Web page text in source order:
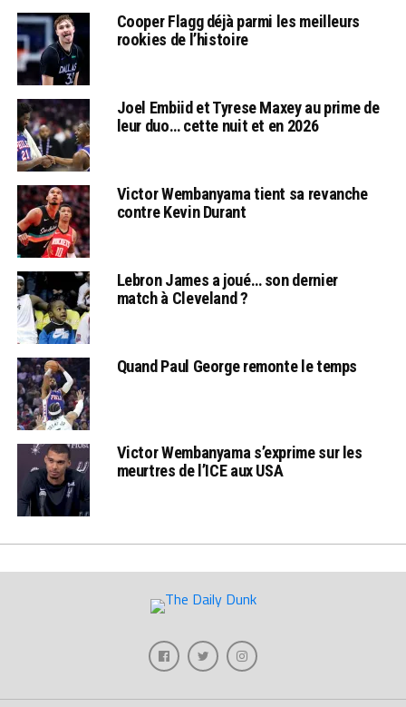
Cooper Flagg déjà parmi les meilleurs
rookies de l’histoire
Joel Embiid et Tyrese Maxey au prime de
leur duo… cette nuit et en 2026
Victor Wembanyama tient sa revanche
contre Kevin Durant
Lebron James a joué… son dernier
match à Cleveland ?
Quand Paul George remonte le temps
Victor Wembanyama s’exprime sur les
meurtres de l’ICE aux USA